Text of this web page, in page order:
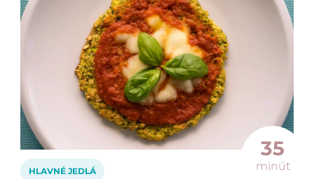
35
minút
HLAVNÉ JEDLÁ